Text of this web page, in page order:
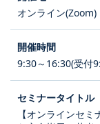
オンライン(Zoom)
9:30～16:30(受付
【オンラインセ